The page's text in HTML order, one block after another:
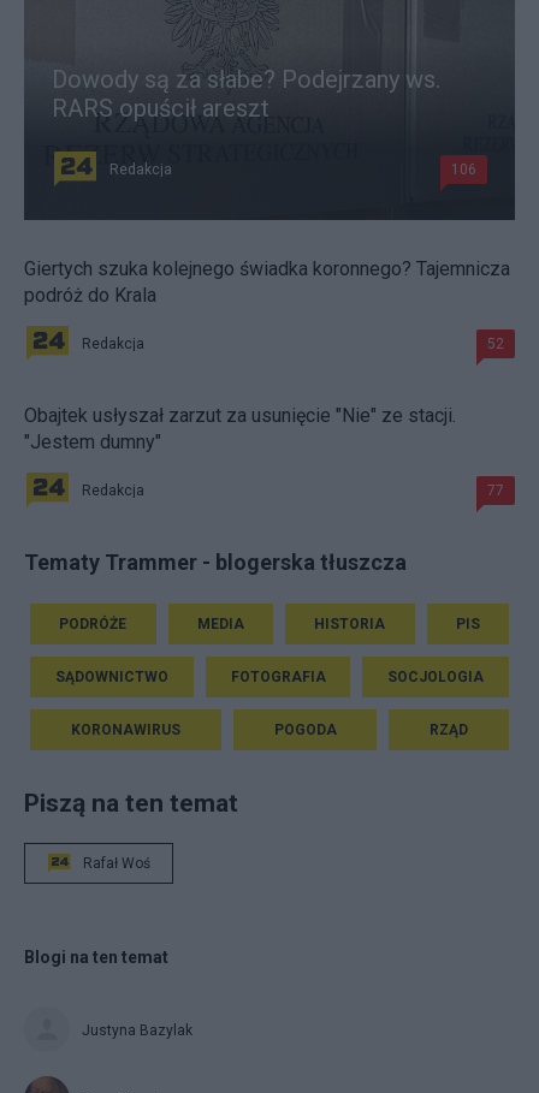
Dowody są za słabe? Podejrzany ws.
RARS opuścił areszt
Redakcja 106
Giertych szuka kolejnego świadka koronnego? Tajemnicza
podróż do Krala
Redakcja 52
Obajtek usłyszał zarzut za usunięcie "Nie" ze stacji.
"Jestem dumny"
Redakcja 77
Tematy Trammer - blogerska tłuszcza
PODRÓŻE MEDIA HISTORIA PIS
SĄDOWNICTWO FOTOGRAFIA SOCJOLOGIA
KORONAWIRUS POGODA RZĄD
Piszą na ten temat
Rafał Woś
Blogi na ten temat
Justyna Bazylak